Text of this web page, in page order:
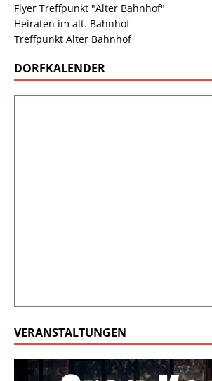
Flyer Treffpunkt "Alter Bahnhof"
Heiraten im alt. Bahnhof
Treffpunkt Alter Bahnhof
DORFKALENDER
VERANSTALTUNGEN